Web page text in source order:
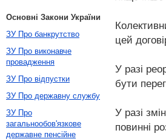
цей
У разі
бути
У разі
повинні
Основні Закони України
ЗУ Про банкрутство
ЗУ Про виконавче
провадження
ЗУ Про відпустки
ЗУ Про державну службу
ЗУ Про
загальнообов'язкове
державне пенсійне